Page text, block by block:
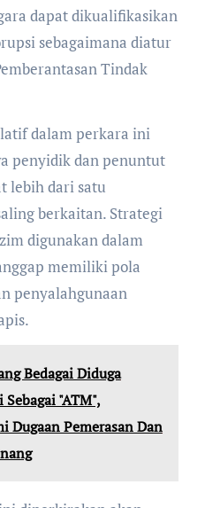
dapat dikualifikasikan
sebagaimana diatur
Tindak
dalam perkara ini
penyidik dan penuntut
lebih dari satu
berkaitan. Strategi
digunakan dalam
memiliki pola
penyalahgunaan
Bedagai Diduga
"ATM",
Dugaan Pemerasan Dan